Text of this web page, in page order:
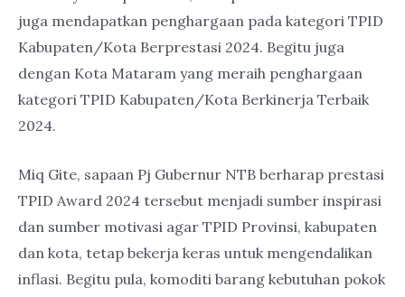
juga mendapatkan penghargaan pada kategori TPID
Kabupaten/Kota Berprestasi 2024. Begitu juga
dengan Kota Mataram yang meraih penghargaan
kategori TPID Kabupaten/Kota Berkinerja Terbaik
2024.
Miq Gite, sapaan Pj Gubernur NTB berharap prestasi
TPID Award 2024 tersebut menjadi sumber inspirasi
dan sumber motivasi agar TPID Provinsi, kabupaten
dan kota, tetap bekerja keras untuk mengendalikan
inflasi. Begitu pula, komoditi barang kebutuhan pokok